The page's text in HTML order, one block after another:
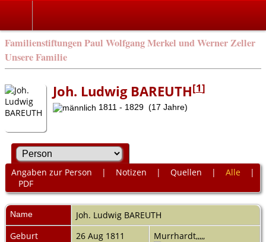
Familienstiftungen Paul Wolfgang Merkel und Werner Zeller
Unsere Familie
Joh. Ludwig BAREUTH[1]
1811 - 1829 (17 Jahre)
Angaben zur Person | Notizen | Quellen | Alle |
PDF
Name Joh. Ludwig BAREUTH
Geburt
26 Aug 1811 Murrhardt,,,,,